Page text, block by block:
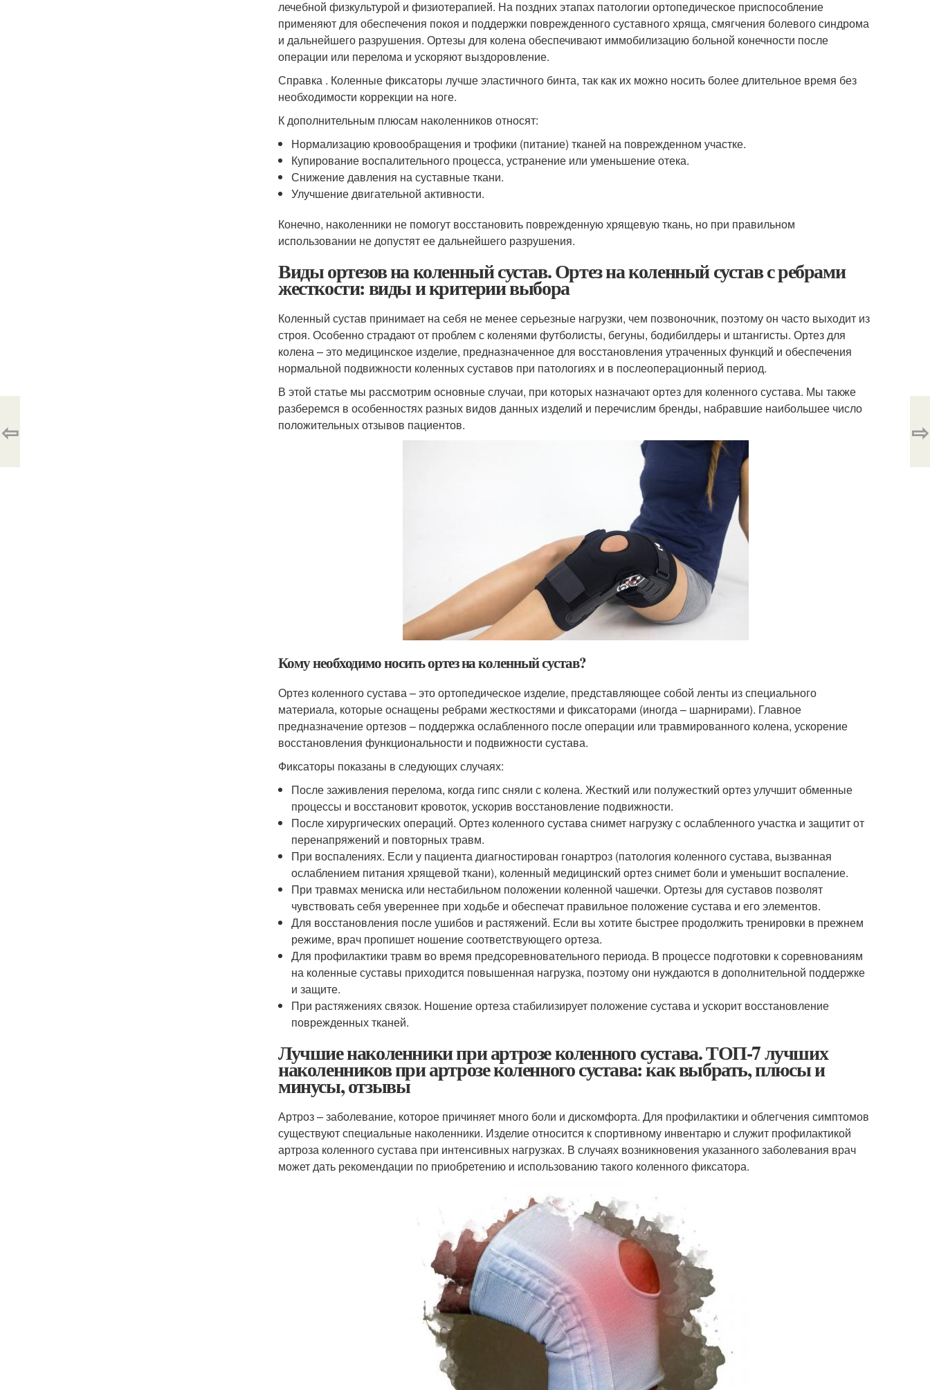
лечебной физкультурой и физиотерапией. На поздних этапах патологии ортопедическое приспособление
применяют для обеспечения покоя и поддержки поврежденного суставного хряща, смягчения болевого синдрома
и дальнейшего разрушения. Ортезы для колена обеспечивают иммобилизацию больной конечности после
операции или перелома и ускоряют выздоровление.
Справка . Коленные фиксаторы лучше эластичного бинта, так как их можно носить более длительное время без
необходимости коррекции на ноге.
К дополнительным плюсам наколенников относят:
Нормализацию кровообращения и трофики (питание) тканей на поврежденном участке.
Купирование воспалительного процесса, устранение или уменьшение отека.
Снижение давления на суставные ткани.
Улучшение двигательной активности.
Конечно, наколенники не помогут восстановить поврежденную хрящевую ткань, но при правильном
использовании не допустят ее дальнейшего разрушения.
Виды ортезов на коленный сустав. Ортез на коленный сустав с ребрами
жесткости: виды и критерии выбора
Коленный сустав принимает на себя не менее серьезные нагрузки, чем позвоночник, поэтому он часто выходит из
строя. Особенно страдают от проблем с коленями футболисты, бегуны, бодибилдеры и штангисты. Ортез для
колена – это медицинское изделие, предназначенное для восстановления утраченных функций и обеспечения
нормальной подвижности коленных суставов при патологиях и в послеоперационный период.
В этой статье мы рассмотрим основные случаи, при которых назначают ортез для коленного сустава. Мы также
разберемся в особенностях разных видов данных изделий и перечислим бренды, набравшие наибольшее число
положительных отзывов пациентов.
Кому необходимо носить ортез на коленный сустав?
Ортез коленного сустава – это ортопедическое изделие, представляющее собой ленты из специального
материала, которые оснащены ребрами жесткостями и фиксаторами (иногда – шарнирами). Главное
предназначение ортезов – поддержка ослабленного после операции или травмированного колена, ускорение
восстановления функциональности и подвижности сустава.
Фиксаторы показаны в следующих случаях:
После заживления перелома, когда гипс сняли с колена. Жесткий или полужесткий ортез улучшит обменные
процессы и восстановит кровоток, ускорив восстановление подвижности.
После хирургических операций. Ортез коленного сустава снимет нагрузку с ослабленного участка и защитит от
перенапряжений и повторных травм.
При воспалениях. Если у пациента диагностирован гонартроз (патология коленного сустава, вызванная
ослаблением питания хрящевой ткани), коленный медицинский ортез снимет боли и уменьшит воспаление.
При травмах мениска или нестабильном положении коленной чашечки. Ортезы для суставов позволят
чувствовать себя увереннее при ходьбе и обеспечат правильное положение сустава и его элементов.
Для восстановления после ушибов и растяжений. Если вы хотите быстрее продолжить тренировки в прежнем
режиме, врач пропишет ношение соответствующего ортеза.
Для профилактики травм во время предсоревновательного периода. В процессе подготовки к соревнованиям
на коленные суставы приходится повышенная нагрузка, поэтому они нуждаются в дополнительной поддержке
и защите.
При растяжениях связок. Ношение ортеза стабилизирует положение сустава и ускорит восстановление
поврежденных тканей.
Лучшие наколенники при артрозе коленного сустава. ТОП-7 лучших
наколенников при артрозе коленного сустава: как выбрать, плюсы и
минусы, отзывы
Артроз – заболевание, которое причиняет много боли и дискомфорта. Для профилактики и облегчения симптомов
существуют специальные наколенники. Изделие относится к спортивному инвентарю и служит профилактикой
артроза коленного сустава при интенсивных нагрузках. В случаях возникновения указанного заболевания врач
может дать рекомендации по приобретению и использованию такого коленного фиксатора.
⇦ ⇨